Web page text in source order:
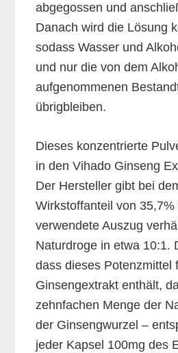
abgegossen und
Danach wird die Lösung
sodass Wasser und
und nur die von dem
aufgenommenen
übrigbleiben.
Dieses konzentrierte
in den Vihado Ginseng
Der Hersteller gibt bei
Wirkstoffanteil von 35,7%
verwendete Auszug
Naturdroge in etwa 10:1.
dass dieses Potenzmittel
Ginsengextrakt enthält,
zehnfachen Menge der
der Ginsengwurzel –
jeder Kapsel 100mg des